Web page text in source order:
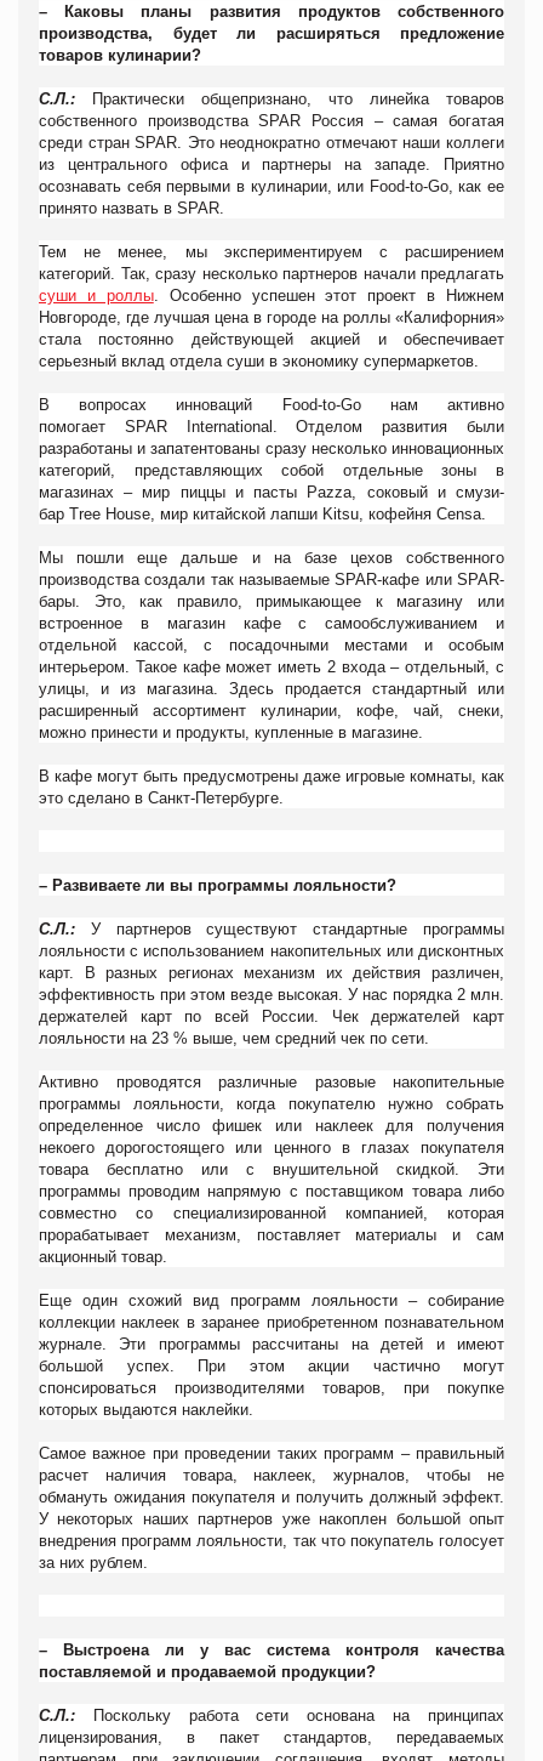
– Каковы планы развития продуктов собственного
производства, будет ли расширяться предложение
товаров кулинарии?
С.Л.: Практически общепризнано, что линейка товаров
собственного производства SPAR
Россия – самая богатая
среди стран SPAR. Это неоднократно отмечают наши коллеги
из центрального офиса и партнеры на западе. Приятно
осознавать себя первыми в кулинарии, или Food-to-Go, как ее
принято назвать в SPAR.
Тем не менее, мы экспериментируем с расширением
категорий. Так, сразу несколько партнеров начали предлагать
суши и роллы. Особенно успешен этот проект в Нижнем
Новгороде, где лучшая цена в городе на роллы «Калифорния»
стала постоянно действующей акцией и обеспечивает
серьезный вклад отдела суши в экономику супермаркетов.
В вопросах инноваций Food-to-Go
нам активно
помогает
SPAR
International. Отделом развития были
разработаны и запатентованы сразу несколько инновационных
категорий, представляющих собой отдельные зоны в
магазинах – мир пиццы и пасты Pazza, соковый и смузи-
бар Tree House, мир китайской лапши Kitsu, кофейня Censa.
Мы пошли еще дальше и на базе цехов собственного
производства создали так называемые SPAR-кафе или SPAR-
бары. Это, как правило, примыкающее к магазину или
встроенное в магазин кафе с самообслуживанием и
отдельной кассой, с посадочными местами и особым
интерьером. Такое кафе может иметь 2 входа – отдельный, с
улицы, и из магазина. Здесь продается стандартный или
расширенный ассортимент кулинарии, кофе, чай, снеки,
можно принести и продукты, купленные в магазине.
В кафе могут быть предусмотрены даже игровые комнаты, как
это сделано в Санкт-Петербурге.
– Развиваете ли вы программы лояльности?
С.Л.: У партнеров существуют стандартные программы
лояльности с использованием накопительных или дисконтных
карт. В разных регионах механизм их действия различен,
эффективность при этом везде высокая. У нас порядка 2 млн.
держателей карт по всей России. Чек держателей карт
лояльности на 23 % выше, чем средний чек по сети.
Активно проводятся различные разовые накопительные
программы лояльности, когда покупателю нужно собрать
определенное число фишек или наклеек для получения
некоего дорогостоящего или ценного в глазах покупателя
товара бесплатно или с внушительной скидкой. Эти
программы проводим напрямую с поставщиком товара либо
совместно со специализированной компанией, которая
прорабатывает механизм, поставляет материалы и сам
акционный товар.
Еще один схожий вид программ лояльности – собирание
коллекции наклеек в заранее приобретенном познавательном
журнале. Эти программы рассчитаны на детей и имеют
большой успех. При этом акции частично могут
спонсироваться производителями товаров, при покупке
которых выдаются наклейки.
Самое важное при проведении таких программ – правильный
расчет наличия товара, наклеек, журналов, чтобы не
обмануть ожидания покупателя и получить должный эффект.
У некоторых наших партнеров уже накоплен большой опыт
внедрения программ лояльности, так что покупатель голосует
за них рублем.
– Выстроена ли у вас система контроля качества
поставляемой и продаваемой продукции?
С.Л.: Поскольку работа сети основана на принципах
лицензирования, в пакет стандартов, передаваемых